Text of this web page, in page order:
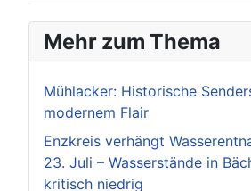
Mehr zum Thema
Mühlacker: Historische
modernem Flair
Enzkreis verhängt
23. Juli – Wasserstände in
kritisch niedrig